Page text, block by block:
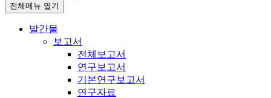
전체메뉴 열기
발간물
보고서
전체보고서
연구보고서
기본연구보고서
연구자료